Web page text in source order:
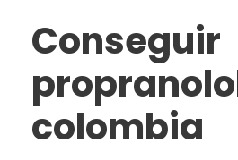
Conseguir
colombia